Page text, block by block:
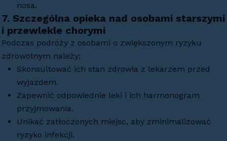
nosa.
7. Szczególna opieka nad osobami starszymi
i przewlekle chorymi
Podczas podróży z osobami o zwiększonym ryzyku
zdrowotnym należy:
Skonsultować ich stan zdrowia z lekarzem przed
wyjazdem.
Zapewnić odpowiednie leki i ich harmonogram
przyjmowania.
Unikać zatłoczonych miejsc, aby zminimalizować
ryzyko infekcji.